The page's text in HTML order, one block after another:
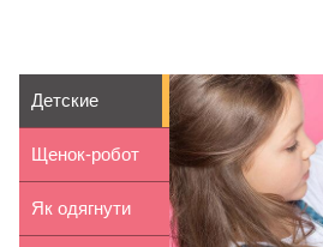
Детские
умные часы:
как выбрать...
Щенок-робот
Chip: обзор
Як одягнути